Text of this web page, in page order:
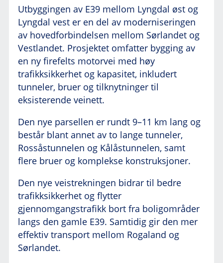
Utbyggingen av E39 mellom Lyngdal øst og
Lyngdal vest er en del av moderniseringen
av hovedforbindelsen mellom Sørlandet og
Vestlandet. Prosjektet omfatter bygging av
en ny firefelts motorvei med høy
trafikksikkerhet og kapasitet, inkludert
tunneler, bruer og tilknytninger til
eksisterende veinett.
Den nye parsellen er rundt 9–11 km lang og
består blant annet av to lange tunneler,
Rossåstunnelen og Kålåstunnelen, samt
flere bruer og komplekse konstruksjoner.
Den nye veistrekningen bidrar til bedre
trafikksikkerhet og flytter
gjennomgangstrafikk bort fra boligområder
langs den gamle E39. Samtidig gir den mer
effektiv transport mellom Rogaland og
Sørlandet.